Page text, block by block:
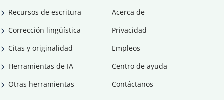
Recursos de escritura
Corrección lingüística
Citas y originalidad
Herramientas de IA
Otras herramientas
Acerca de
Privacidad
Empleos
Centro de ayuda
Contáctanos